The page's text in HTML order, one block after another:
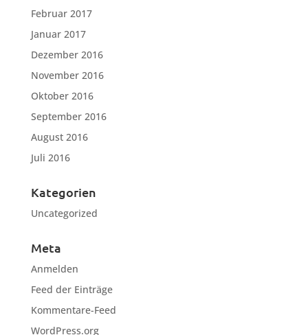
Februar 2017
Januar 2017
Dezember 2016
November 2016
Oktober 2016
September 2016
August 2016
Juli 2016
Kategorien
Uncategorized
Meta
Anmelden
Feed der Einträge
Kommentare-Feed
WordPress.org